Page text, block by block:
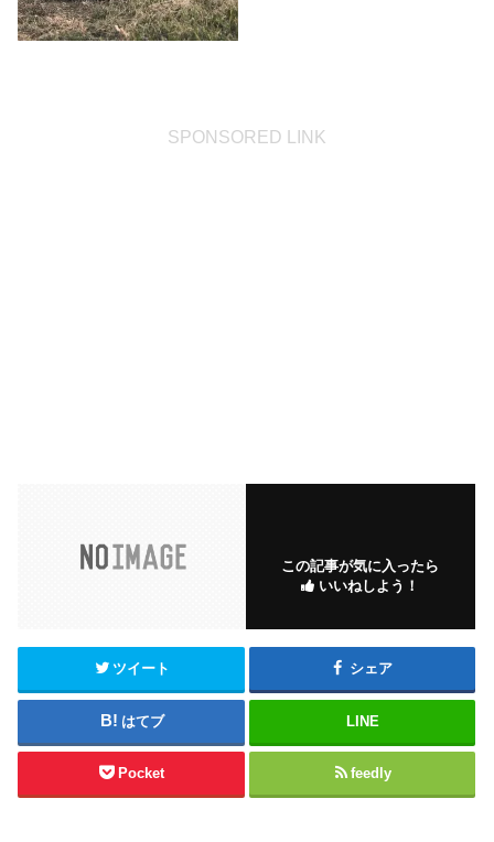
SPONSORED LINK
この記事が気に入ったら
いいねしよう！
ツイート シェア
はてブ LINE
Pocket feedly